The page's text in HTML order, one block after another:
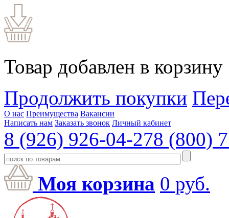
Товар добавлен в корзину
Продолжить покупки
О нас Преимущества Вакансии
Написать нам Заказать звонок Личный кабинет
8 (926) 926-04-278 (800)
Моя корзина 0 руб.